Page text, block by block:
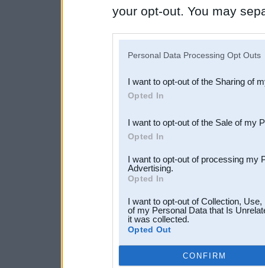
your opt-out. You may
Downstream Participants
third parties.
Personal Data Processing Opt Outs
I want to opt-out of the Sharing of
Opted In
I want to opt-out of the Sale of my
Opted In
I want to opt-out of processing my
Advertising.
Opted In
I want to opt-out of Collection,
of my Personal Data that Is
it was collected.
Opted Out
CONFIRM